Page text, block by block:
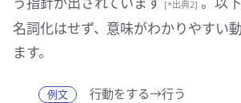
[*出典2]
名詞化はせず、意味がわかりやすい
ます。
行動をする→行う